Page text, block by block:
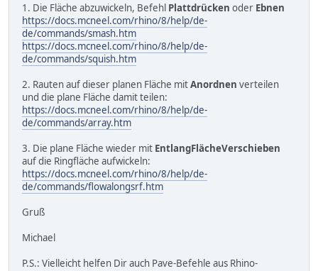
1. Die Fläche abzuwickeln, Befehl Plattdrücken oder Ebnen
https://docs.mcneel.com/rhino/8/help/de-
de/commands/smash.htm
https://docs.mcneel.com/rhino/8/help/de-
de/commands/squish.htm
2. Rauten auf dieser planen Fläche mitAnordnen verteilen
und die plane Fläche damit teilen:
https://docs.mcneel.com/rhino/8/help/de-
de/commands/array.htm
3. Die plane Fläche wieder mit EntlangFlächeVerschieben
auf die Ringfläche aufwickeln:
https://docs.mcneel.com/rhino/8/help/de-
de/commands/flowalongsrf.htm
Gruß
Michael
P.S.: Vielleicht helfen Dir auch Pave-Befehle aus Rhino-